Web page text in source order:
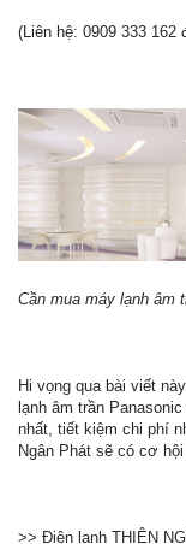
(Liên hệ: 0909 333
Cần mua máy lạnh âm
Hi vọng qua bài viết
lạnh âm trần
nhất, tiết kiệm chi phí
Ngân Phát sẽ có cơ
>> Điện lạnh THIÊN